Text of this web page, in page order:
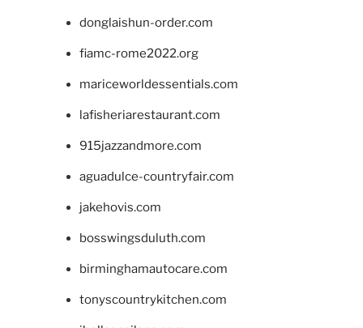
donglaishun-order.com
fiamc-rome2022.org
mariceworldessentials.com
lafisheriarestaurant.com
915jazzandmore.com
aguadulce-countryfair.com
jakehovis.com
bosswingsduluth.com
birminghamautocare.com
tonyscountrykitchen.com